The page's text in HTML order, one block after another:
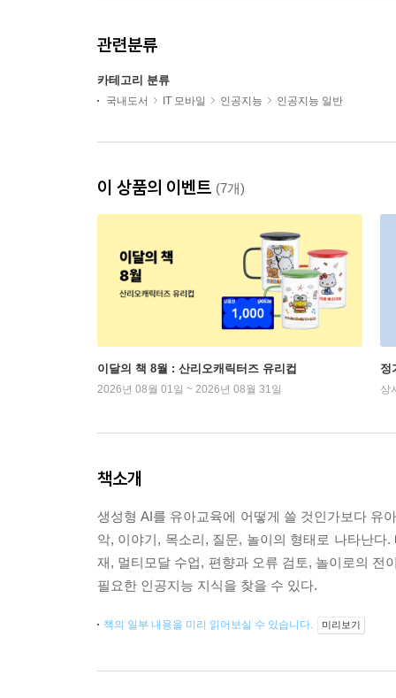
관련분류
카테고리 분류
국내도서 IT 모바일 인공지능 인공지능 일반
이 상품의 이벤트 (7개)
이달의 책 8월 : 산리오캐릭터즈 유리컵
2026년 08월 01일 ~ 2026년 08월 31일
정
상
책소개
생성형 AI를 유아교육에 어떻게 쓸 것인가보다 유
악, 이야기, 목소리, 질문, 놀이의 형태로 나타난
재, 멀티모달 수업, 편향과 오류 검토, 놀이로의 전
필요한 인공지능 지식을 찾을 수 있다.
책의 일부 내용을 미리 읽어보실 수 있습니다. 미리보기